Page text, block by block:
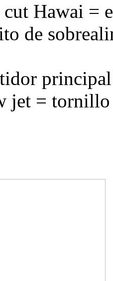
Hawai =
de
jet =